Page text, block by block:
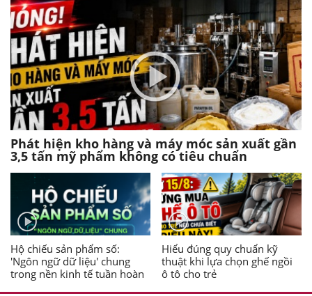
Phát hiện kho hàng và máy móc sản xuất gần
3,5 tấn mỹ phẩm không có tiêu chuẩn
Hộ chiếu sản phẩm số:
'Ngôn ngữ dữ liệu' chung
trong nền kinh tế tuần hoàn
Hiểu đúng quy chuẩn kỹ
thuật khi lựa chọn ghế ngồi
ô tô cho trẻ